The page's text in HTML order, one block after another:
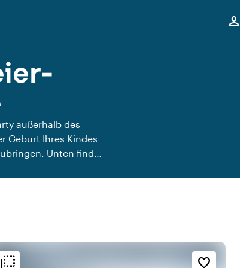
person
außerhalb des
Geburt Ihres Kindes
Unten finden
flip_to_back favorite_border
Ambiente und Ästhetik
Erreichbarkeit und Lage